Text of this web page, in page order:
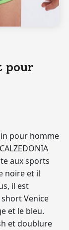
pour
pour homme
aux sports
noire et il
il est
Venice
et le bleu.
et doublure